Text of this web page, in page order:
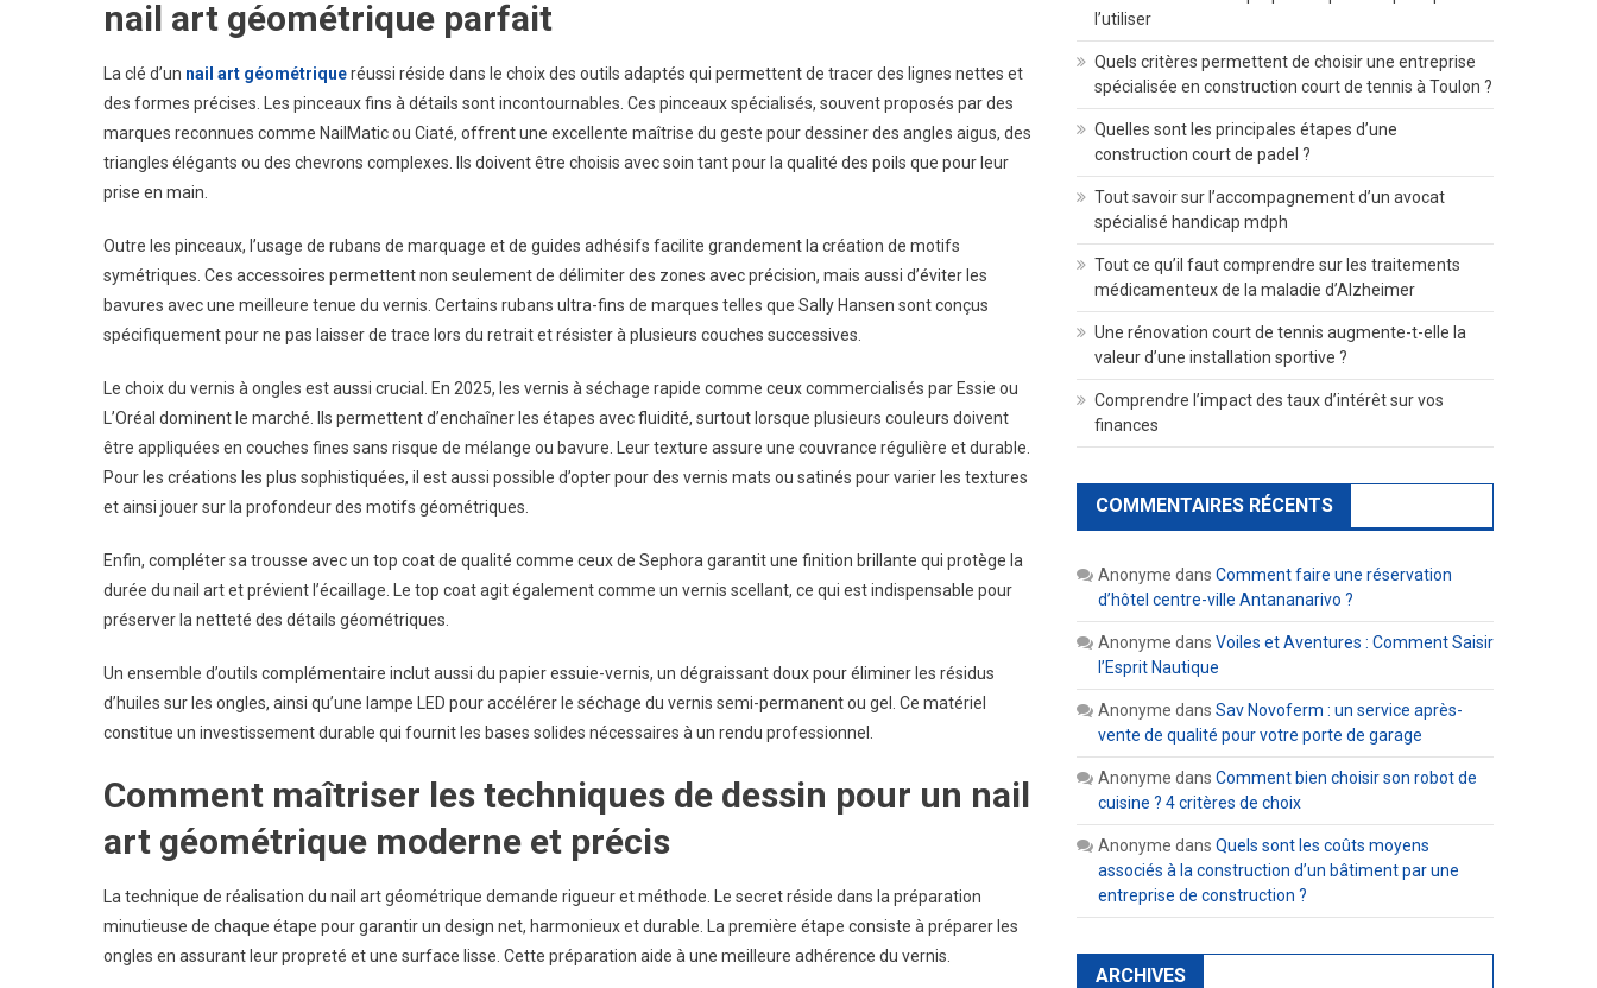
Chic
nail art géométrique parfait
La clé d’un nail art géométriqueréussi réside dans le choix des outils adaptés qui permettent de tracer des lignes nettes et
des formes précises. Les pinceaux fins à détails sont incontournables. Ces pinceaux spécialisés, souvent proposés par des
marques reconnues comme NailMatic ou Ciaté, offrent une excellente maîtrise du geste pour dessiner des angles aigus, des
triangles élégants ou des chevrons complexes. Ils doivent être choisis avec soin tant pour la qualité des poils que pour leur
prise en main.
Outre les pinceaux, l’usage de rubans de marquage et de guides adhésifs facilite grandement la création de motifs
symétriques. Ces accessoires permettent non seulement de délimiter des zones avec précision, mais aussi d’éviter les
bavures avec une meilleure tenue du vernis. Certains rubans ultra-fins de marques telles que Sally Hansen sont conçus
spécifiquement pour ne pas laisser de trace lors du retrait et résister à plusieurs couches successives.
Le choix du vernis à ongles est aussi crucial. En 2025, les vernis à séchage rapide comme ceux commercialisés par Essie ou
L’Oréal dominent le marché. Ils permettent d’enchaîner les étapes avec fluidité, surtout lorsque plusieurs couleurs doivent
être appliquées en couches fines sans risque de mélange ou bavure. Leur texture assure une couvrance régulière et durable.
Pour les créations les plus sophistiquées, il est aussi possible d’opter pour des vernis mats ou satinés pour varier les textures
et ainsi jouer sur la profondeur des motifs géométriques.
Enfin, compléter sa trousse avec un top coat de qualité comme ceux de Sephora garantit une finition brillante qui protège la
durée du nail art et prévient l’écaillage. Le top coat agit également comme un vernis scellant, ce qui est indispensable pour
préserver la netteté des détails géométriques.
Un ensemble d’outils complémentaire inclut aussi du papier essuie-vernis, un dégraissant doux pour éliminer les résidus
d’huiles sur les ongles, ainsi qu’une lampe LED pour accélérer le séchage du vernis semi-permanent ou gel. Ce matériel
constitue un investissement durable qui fournit les bases solides nécessaires à un rendu professionnel.
Comment maîtriser les techniques de dessin pour un nail
art géométrique moderne et précis
La technique de réalisation du nail art géométrique demande rigueur et méthode. Le secret réside dans la préparation
minutieuse de chaque étape pour garantir un design net, harmonieux et durable. La première étape consiste à préparer les
ongles en assurant leur propreté et une surface lisse. Cette préparation aide à une meilleure adhérence du vernis.
l’utiliser
Quels critères permettent de choisir une entreprise
spécialisée en construction court de tennis à Toulon ?
Quelles sont les principales étapes d’une
construction court de padel ?
Tout savoir sur l’accompagnement d’un avocat
spécialisé handicap mdph
Tout ce qu’il faut comprendre sur les traitements
médicamenteux de la maladie d’Alzheimer
Une rénovation court de tennis augmente-t-elle la
valeur d’une installation sportive ?
Comprendre l’impact des taux d’intérêt sur vos
finances
COMMENTAIRES RÉCENTS
Anonyme dans Comment faire une réservation
d’hôtel centre-ville Antananarivo ?
Anonyme dans Voiles et Aventures : Comment Saisir
l’Esprit Nautique
Anonyme dans Sav Novoferm : un service après-
vente de qualité pour votre porte de garage
Anonyme dans Comment bien choisir son robot de
cuisine ? 4 critères de choix
Anonyme dans Quels sont les coûts moyens
associés à la construction d’un bâtiment par une
entreprise de construction ?
ARCHIVES